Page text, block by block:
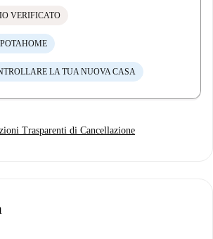
VERIFICATO
LA TUA NUOVA CASA
Trasparenti di Cancellazione